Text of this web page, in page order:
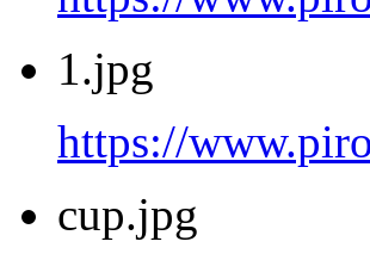
1.jpg
https://
cup.jpg